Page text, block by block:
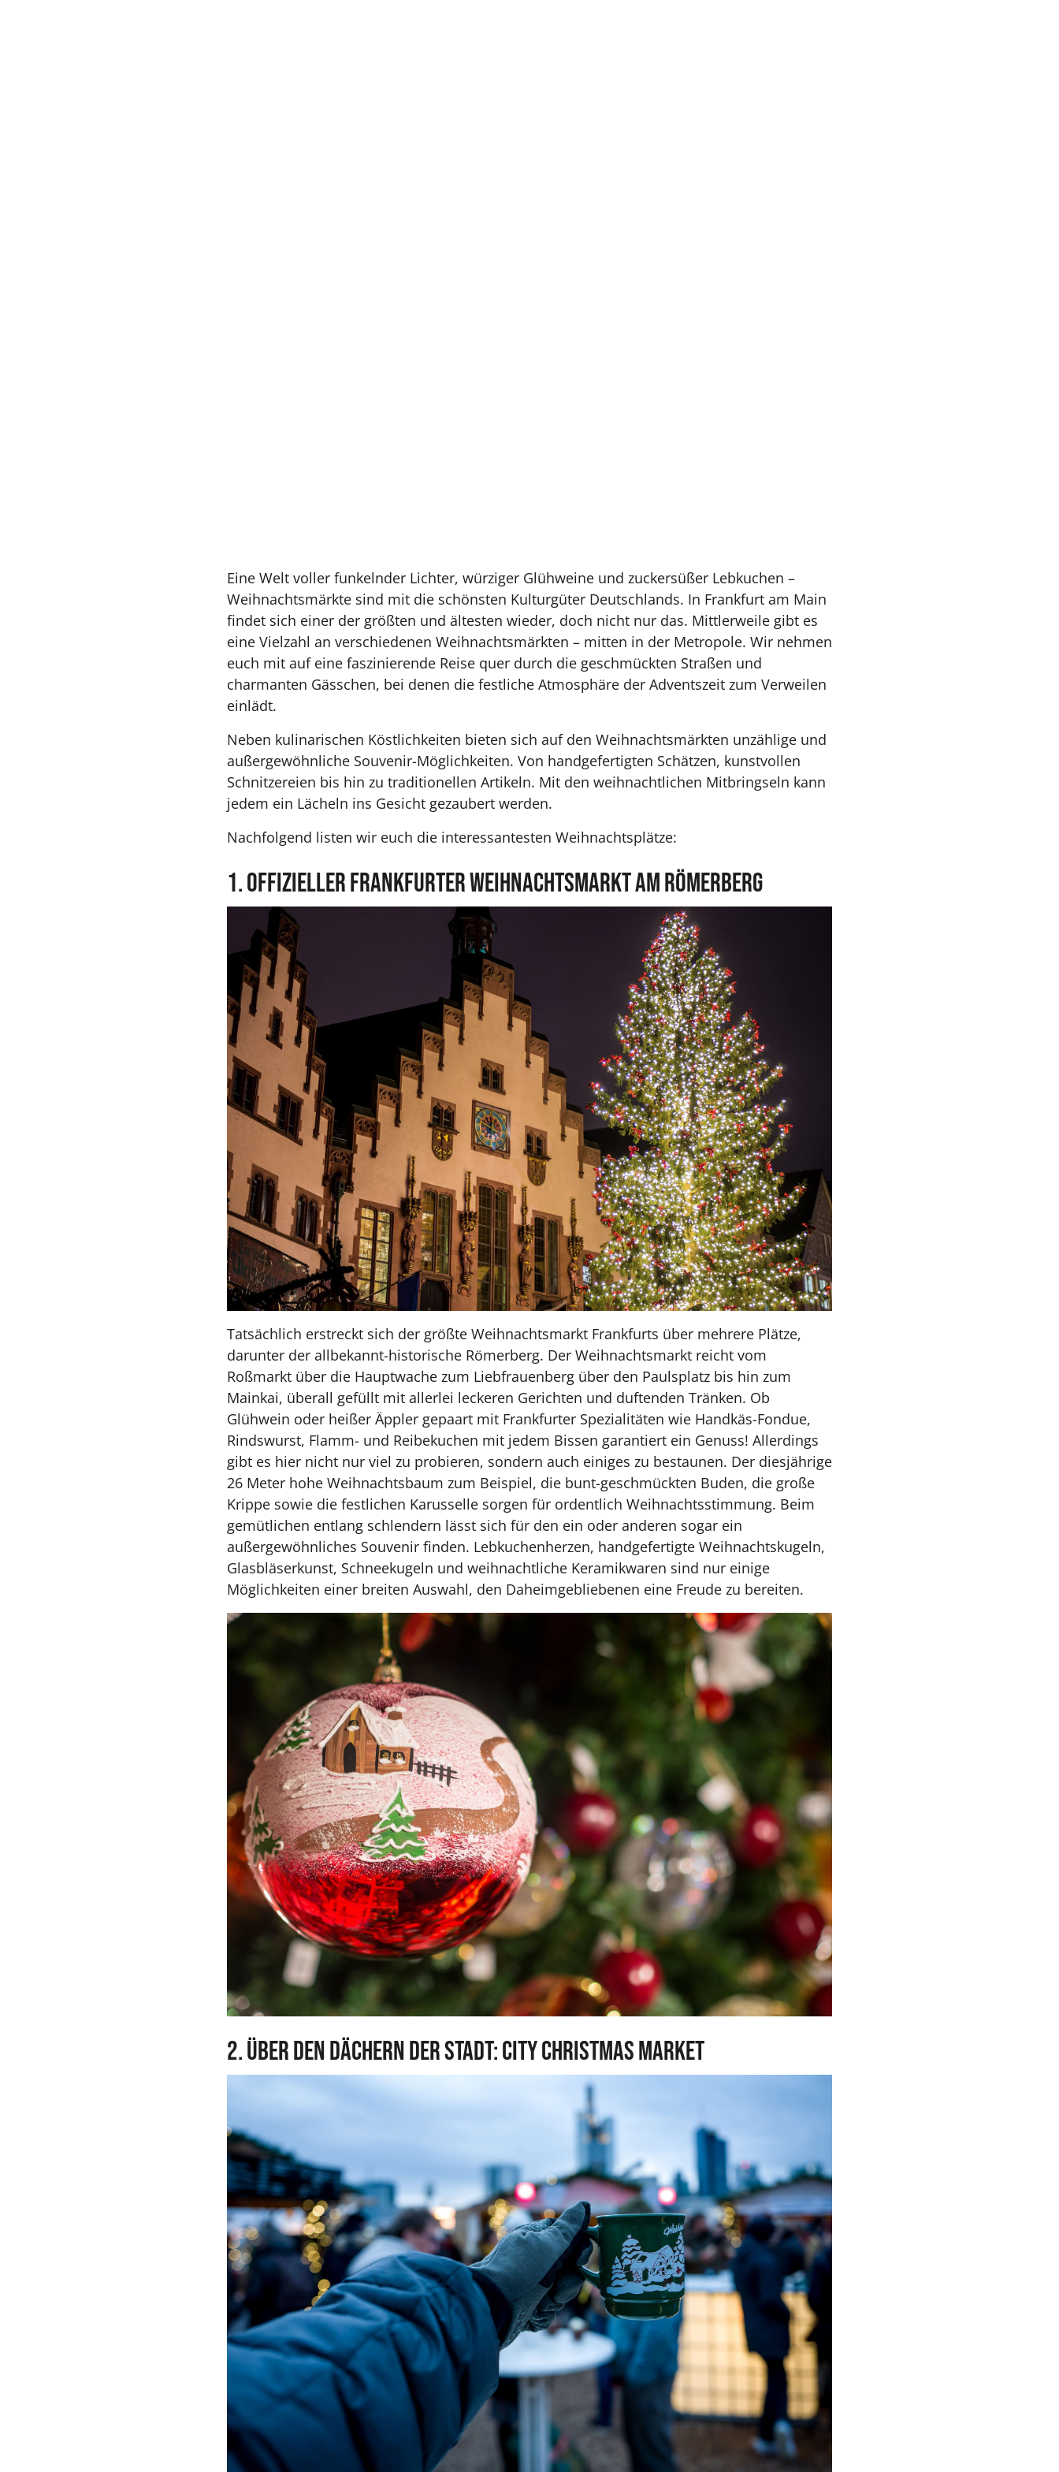
Eine Welt voller funkelnder Lichter, würziger Glühweine und zuckersüßer Lebkuchen –
Weihnachtsmärkte sind mit die schönsten Kulturgüter Deutschlands. In Frankfurt am Main
findet sich einer der größten und ältesten wieder, doch nicht nur das. Mittlerweile gibt es
eine Vielzahl an verschiedenen Weihnachtsmärkten – mitten in der Metropole. Wir nehmen
euch mit auf eine faszinierende Reise quer durch die geschmückten Straßen und
charmanten Gässchen, bei denen die festliche Atmosphäre der Adventszeit zum Verweilen
einlädt.
Neben kulinarischen Köstlichkeiten bieten sich auf den Weihnachtsmärkten unzählige und
außergewöhnliche Souvenir-Möglichkeiten. Von handgefertigten Schätzen, kunstvollen
Schnitzereien bis hin zu traditionellen Artikeln. Mit den weihnachtlichen Mitbringseln kann
jedem ein Lächeln ins Gesicht gezaubert werden.
Nachfolgend listen wir euch die interessantesten Weihnachtsplätze:
1. Offizieller Frankfurter Weihnachtsmarkt am Römerberg
Tatsächlich erstreckt sich der größte Weihnachtsmarkt Frankfurts über mehrere Plätze,
darunter der allbekannt-historische Römerberg. Der Weihnachtsmarkt reicht vom
Roßmarkt über die Hauptwache zum Liebfrauenberg über den Paulsplatz bis hin zum
Mainkai, überall gefüllt mit allerlei leckeren Gerichten und duftenden Tränken. Ob
Glühwein oder heißer Äppler gepaart mit Frankfurter Spezialitäten wie Handkäs-Fondue,
Rindswurst, Flamm- und Reibekuchen mit jedem Bissen garantiert ein Genuss! Allerdings
gibt es hier nicht nur viel zu probieren, sondern auch einiges zu bestaunen. Der diesjährige
26 Meter hohe Weihnachtsbaum zum Beispiel, die bunt-geschmückten Buden, die große
Krippe sowie die festlichen Karusselle sorgen für ordentlich Weihnachtsstimmung. Beim
gemütlichen entlang schlendern lässt sich für den ein oder anderen sogar ein
außergewöhnliches Souvenir finden. Lebkuchenherzen, handgefertigte Weihnachtskugeln,
Glasbläserkunst, Schneekugeln und weihnachtliche Keramikwaren sind nur einige
Möglichkeiten einer breiten Auswahl, den Daheimgebliebenen eine Freude zu bereiten.
2. Über den Dächern der Stadt: City Christmas Market